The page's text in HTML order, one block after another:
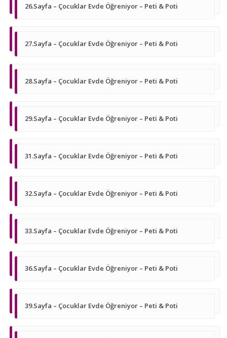
26.Sayfa – Çocuklar Evde Öğreniyor – Peti & Poti
27.Sayfa – Çocuklar Evde Öğreniyor – Peti & Poti
28.Sayfa – Çocuklar Evde Öğreniyor – Peti & Poti
29.Sayfa – Çocuklar Evde Öğreniyor – Peti & Poti
31.Sayfa – Çocuklar Evde Öğreniyor – Peti & Poti
32.Sayfa – Çocuklar Evde Öğreniyor – Peti & Poti
33.Sayfa – Çocuklar Evde Öğreniyor – Peti & Poti
36.Sayfa – Çocuklar Evde Öğreniyor – Peti & Poti
39.Sayfa – Çocuklar Evde Öğreniyor – Peti & Poti